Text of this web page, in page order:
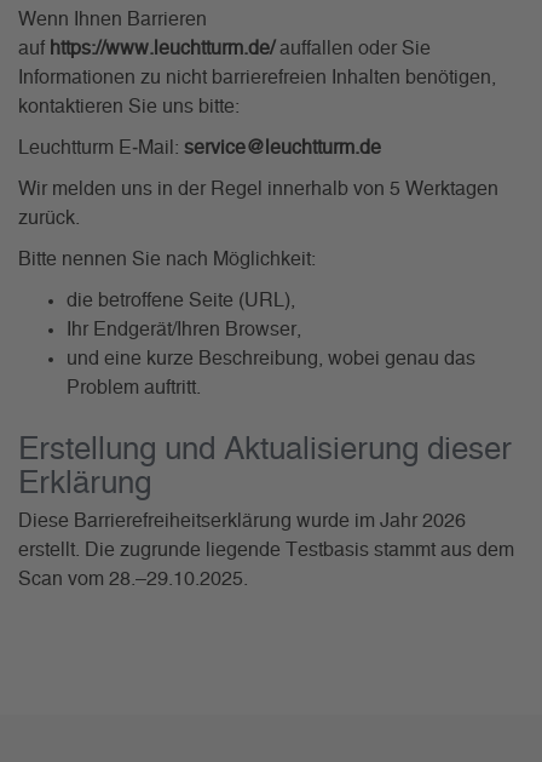
Wenn Ihnen Barrieren
auf https://www.leuchtturm.de/auffallen oder Sie
Informationen zu nicht barrierefreien Inhalten benötigen,
kontaktieren Sie uns bitte:
Leuchtturm E‑Mail: service@leuchtturm.de
Wir melden uns in der Regel innerhalb von 5 Werktagen
zurück.
Bitte nennen Sie nach Möglichkeit:
die betroffene Seite (URL),
Ihr Endgerät/Ihren Browser,
und eine kurze Beschreibung, wobei genau das
Problem auftritt.
Erstellung und Aktualisierung dieser
Erklärung
Diese Barrierefreiheitserklärung wurde im Jahr 2026
erstellt. Die zugrunde liegende Testbasis stammt aus dem
Scan vom 28.–29.10.2025.